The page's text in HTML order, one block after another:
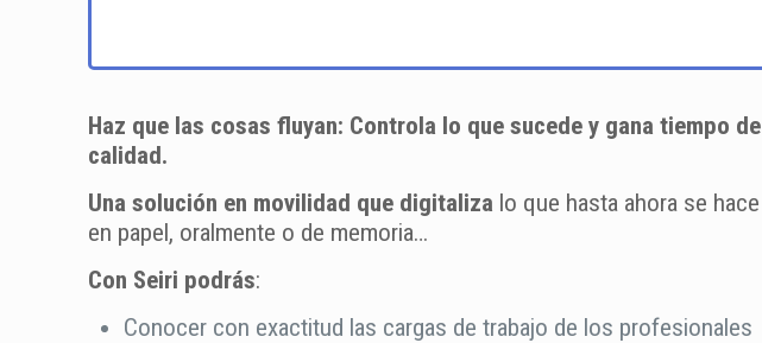
Haz que las cosas fluyan: Controla lo que sucede y gana tiempo de
calidad.
Una solución en movilidad que digitaliza lo que hasta ahora se hace
en papel, oralmente o de memoria…
Con Seiri podrás:
Conocer con exactitud las cargas de trabajo de los profesionales